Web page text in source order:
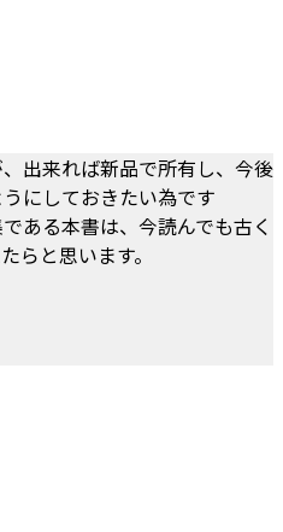
出来れば新品で所有し、今後
にしておきたい為です
ある本書は、今読んでも古く
らと思います。